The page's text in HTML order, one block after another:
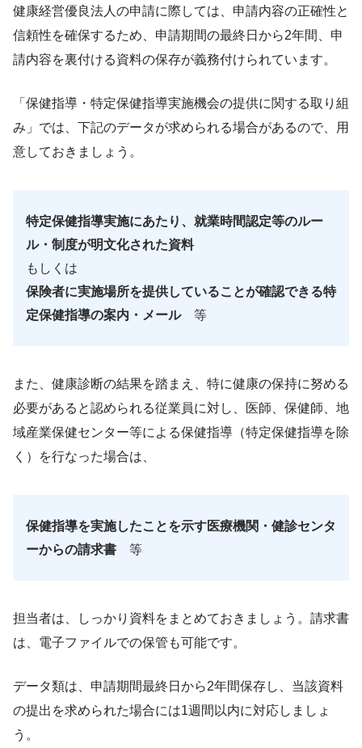
健康経営優良法人の申請に際しては、申請内容の正確性と
信頼性を確保するため、申請期間の最終日から2年間、申
請内容を裏付ける資料の保存が義務付けられています。
「保健指導・特定保健指導実施機会の提供に関する取り組
み」では、下記のデータが求められる場合があるので、用
意しておきましょう。
特定保健指導実施にあたり、就業時間認定等のルー
ル・制度が明文化された資料
もしくは
保険者に実施場所を提供していることが確認できる特
定保健指導の案内・メール等
また、健康診断の結果を踏まえ、特に健康の保持に努める
必要があると認められる従業員に対し、医師、保健師、地
域産業保健センター等による保健指導（特定保健指導を除
く）を行なった場合は、
保健指導を実施したことを示す医療機関・健診センタ
ーからの請求書 等
担当者は、しっかり資料をまとめておきましょう。請求書
は、電子ファイルでの保管も可能です。
データ類は、申請期間最終日から2年間保存し、当該資料
の提出を求められた場合には1週間以内に対応しましょ
う。